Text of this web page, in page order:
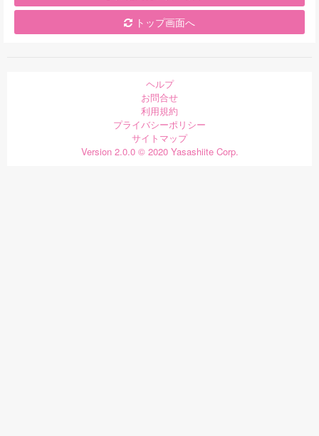
トップ画面へ
ヘルプ
お問合せ
利用規約
プライバシーポリシー
サイトマップ
Version 2.0.0 © 2020 Yasashiite Corp.